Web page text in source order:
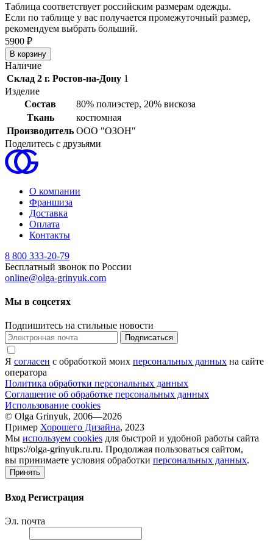
Таблица соответствует российским размерам одежды.
Если по таблице у вас получается промежуточный размер,
рекомендуем выбрать больший.
5900 ₽
Наличие
Склад 2 г. Ростов-на-Дону 1
Изделие
Состав
80% полиэстер, 20% вискоза
Ткань
костюмная
Производитель ООО "ОЗОН"
Поделитесь с друзьями
О компании
Франшиза
Доставка
Оплата
Контакты
8 800 333-20-79
Бесплатный звонок по России
online@olga-grinyuk.com
Мы в соцсетях
Подпишитесь на стильные новости
Подписаться
Я согласен с обработкой моих персональных данных на сайте
оператора
Политика обработки персональных данных
Соглашение об обработке персональных данных
Использование cookies
© Olga Grinyuk, 2006—2026
Пример Хорошего Дизайна, 2023
Мы используем cookies для быстрой и удобной работы сайта
https://olga-grinyuk.ru.ru. Продолжая пользоваться сайтом,
вы принимаете условия обработки персональных данных.
Принять
Вход Регистрация
Эл. почта